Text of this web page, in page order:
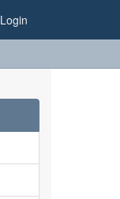
Login